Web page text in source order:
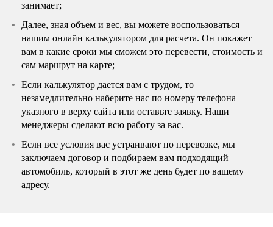
занимает;
Далее, зная объем и вес, вы можете воспользоваться
нашим онлайн калькулятором для расчета. Он покажет
вам в какие сроки мы сможем это перевести, стоимость и
сам маршрут на карте;
Если калькулятор дается вам с трудом, то
незамедлительно наберите нас по номеру телефона
указного в верху сайта или оставьте заявку. Наши
менеджеры сделают всю работу за вас.
Если все условия вас устраивают по перевозке, мы
заключаем договор и подбираем вам подходящий
автомобиль, который в этот же день будет по вашему
адресу.